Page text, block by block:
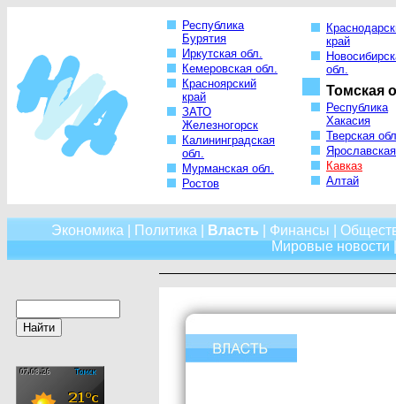
Республика
Бурятия
Иркутская обл.
Кемеровская обл.
Красноярский
край
ЗАТО
Железногорск
Калининградская
обл.
Мурманская обл.
Ростов
край
обл.
Томская
Республика
Хакасия
Тверская
Кавказ
Алтай
Экономика Политика Власть Финансы
Мировые новости